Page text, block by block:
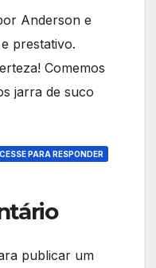
Anderson e
prestativo.
Comemos
jarra de suco
PARA RESPONDER
publicar um